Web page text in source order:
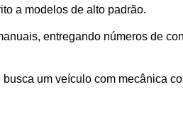
a modelos de alto padrão.
entregando números de
um veículo com mecânica